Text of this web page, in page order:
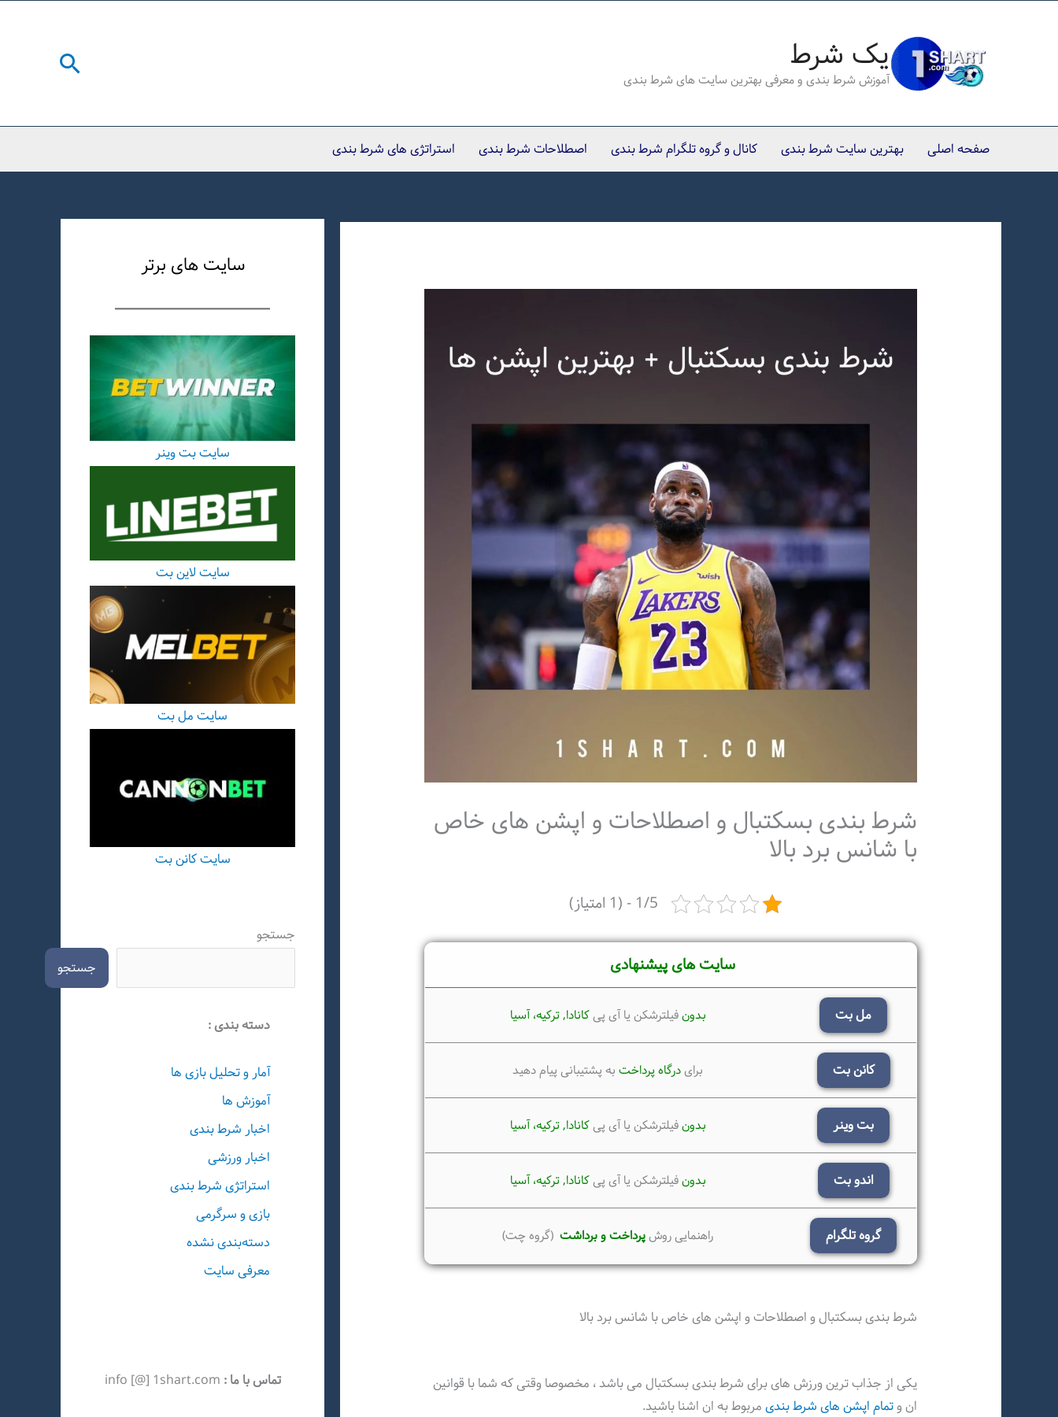
یک شرط
آموزش شرط بندی و معرفی بهترین سایت های شرط بندی جستجو
صفحه اصلی بهترین سایت شرط بندی کانال و گروه تلگرام شرط بندی اصطلاحات شرط بندی استراتژی های شرط بندی
شرط بندی بسکتبال و اصطلاحات و اپشن های خاص
با شانس برد بالا
1/5 - (1 امتیاز)
سایت های پیشنهادی
مل بت بدونفیلترشکن یا آی پیکانادا, ترکیه، آسیا
کانن بت برایدرگاه پرداختبه پشتیبانی پیام دهید
بت وینر بدونفیلترشکن یا آی پیکانادا, ترکیه، آسیا
اندو بت بدونفیلترشکن یا آی پیکانادا, ترکیه، آسیا
گروه تلگرام راهنمایی روشپرداخت و برداشت (گروه چت)
شرط بندی بسکتبال و اصطلاحات و اپشن های خاص با شانس برد بالا
یکی از جذاب ترین ورزش های برای شرط بندی بسکتبال می باشد ، مخصوصا وقتی که شما با قوانین
ان و تمام اپشن های شرط بندیمربوط به ان اشنا باشید.
سایت های برتر
سایت بت وینر
سایت لاین بت
سایت مل بت
سایت کانن بت
جستجو
جستجو
دسته بندی :
آمار و تحلیل بازی ها
آموزش ها
اخبار شرط بندی
اخبار ورزشی
استراتژی شرط بندی
بازی و سرگرمی
دسته‌بندی نشده
معرفی سایت
تماس با ما : info [@] 1shart.com